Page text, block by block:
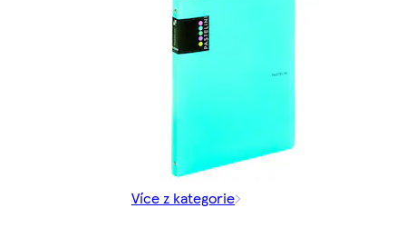
Více z kategorie